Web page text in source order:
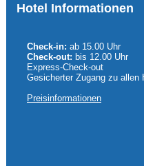
Hotel Informationen
Check-in: ab 15.00 Uhr
Check-out: bis 12.00 Uhr
Express-Check-out
Gesicherter Zugang zu allen
Preisinformationen